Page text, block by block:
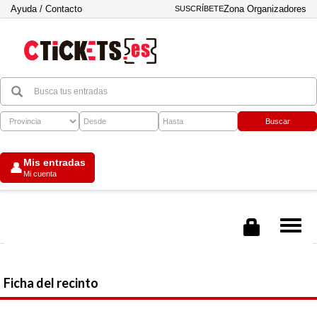
Ayuda / Contacto SUSCRÍBETEZona Organizadores
Buscar
👤Mis entradas
Mi cuenta
Ficha del recinto